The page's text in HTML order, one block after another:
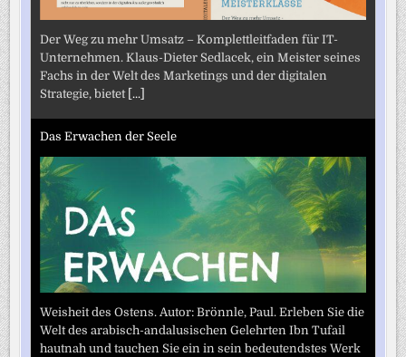
Der Weg zu mehr Umsatz – Komplettleitfaden für IT-
Unternehmen. Klaus-Dieter Sedlacek, ein Meister seines
Fachs in der Welt des Marketings und der digitalen
Strategie, bietet [...]
Das Erwachen der Seele
Weisheit des Ostens. Autor: Brönnle, Paul. Erleben Sie die
Welt des arabisch-andalusischen Gelehrten Ibn Tufail
hautnah und tauchen Sie ein in sein bedeutendstes Werk